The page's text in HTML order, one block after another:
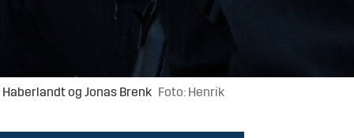
og Jonas Brenk Foto: Henrik